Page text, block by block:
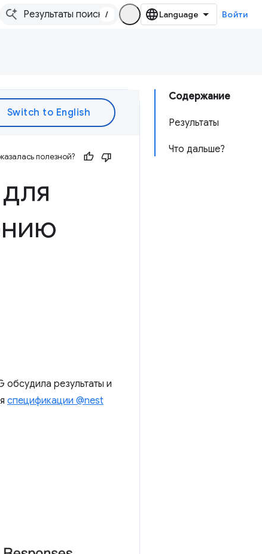
/ Войти
Содержание
Результаты
Что дальше?
полезной?
обсудила результаты и
спецификации @nest